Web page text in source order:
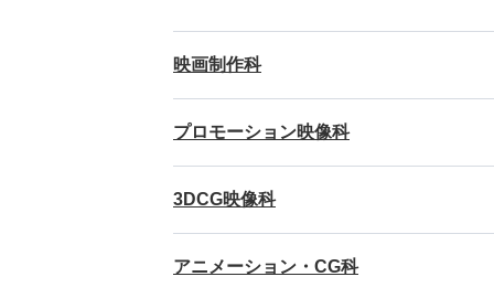
映画制作科
プロモーション映像科
3DCG映像科
アニメーション・CG科